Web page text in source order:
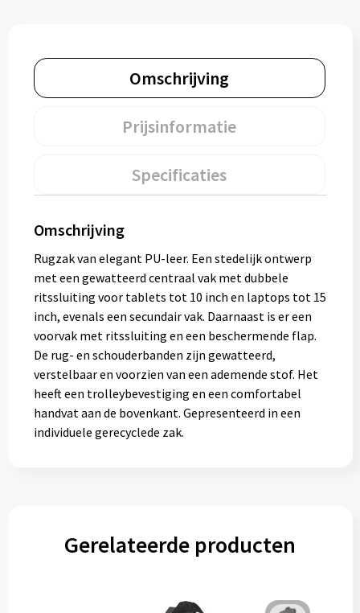
Thermosbekers
Snoep
Muntjes
Paraplu's
Stormparaplu's
Klassieke paraplu's
Technologie
Omschrijving
Prijsinformatie
Specificaties
Omschrijving
Rugzak van elegant PU-leer. Een stedelijk ontwerp
met een gewatteerd centraal vak met dubbele
ritssluiting voor tablets tot 10 inch en laptops tot 15
inch, evenals een secundair vak. Daarnaast is er een
voorvak met ritssluiting en een beschermende flap.
De rug- en schouderbanden zijn gewatteerd,
verstelbaar en voorzien van een ademende stof. Het
heeft een trolleybevestiging en een comfortabel
handvat aan de bovenkant. Gepresenteerd in een
individuele gerecyclede zak.
Gerelateerde producten